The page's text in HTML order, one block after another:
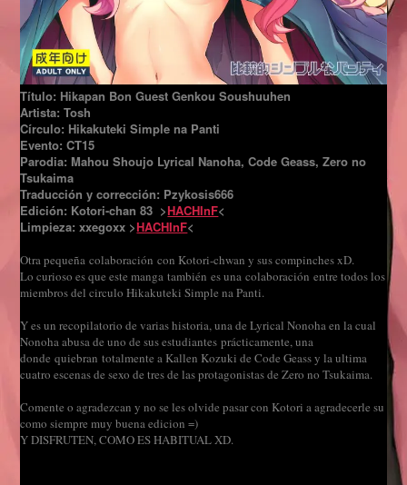
Título: Hikapan Bon Guest Genkou Soushuuhen
Artista: Tosh
Círculo: Hikakuteki Simple na Panti
Evento: CT15
Parodia: Mahou Shoujo Lyrical Nanoha, Code Geass, Zero no
Tsukaima
Traducción y corrección: Pzykosis666
Edición: Kotori-chan 83 >HACHInF<
Limpieza: xxegoxx >HACHInF<
Otra pequeña colaboración con Kotori-chwan y sus compinches xD.
Lo curioso es que este manga también es una colaboración entre todos los
miembros del circulo Hikakuteki Simple na Panti.
Y es un recopilatorio de varias historia, una de Lyrical Nonoha en la cual
Nonoha abusa de uno de sus estudiantes prácticamente, una
donde quiebran totalmente a Kallen Kozuki de Code Geass y la ultima
cuatro escenas de sexo de tres de las protagonistas de Zero no Tsukaima.
Comente o agradezcan y no se les olvide pasar con Kotori a agradecerle su
como siempre muy buena edicion =)
Y DISFRUTEN, COMO ES HABITUAL XD.